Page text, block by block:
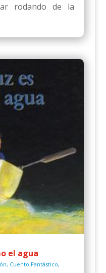
rodando de la
el agua
, Cuento Fantástico,